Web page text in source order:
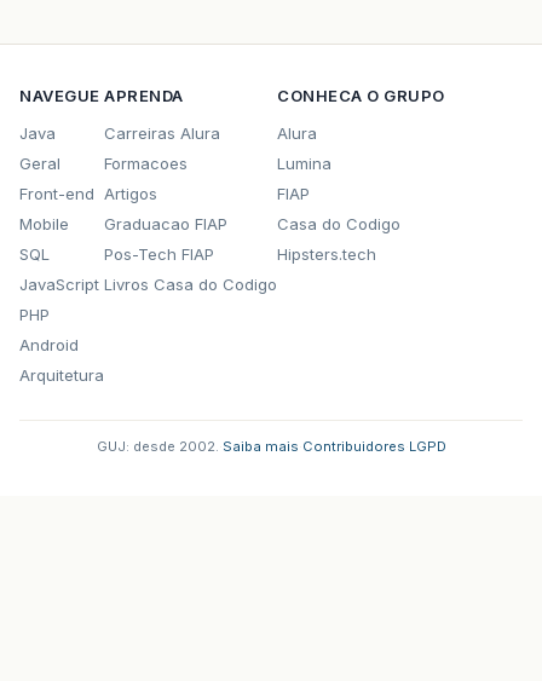
NAVEGUE
Java
Geral
Front-end
Mobile
SQL
JavaScript
PHP
Android
Arquitetura
APRENDA
Carreiras Alura
Formacoes
Artigos
Graduacao FIAP
Pos-Tech FIAP
Livros Casa do Codigo
CONHECA O GRUPO
Alura
Lumina
FIAP
Casa do Codigo
Hipsters.tech
GUJ: desde 2002. Saiba mais Contribuidores LGPD